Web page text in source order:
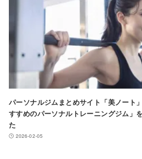
パーソナルジムまとめサイト「美ノート
すすめのパーソナルトレーニングジム」
た
2026-02-05